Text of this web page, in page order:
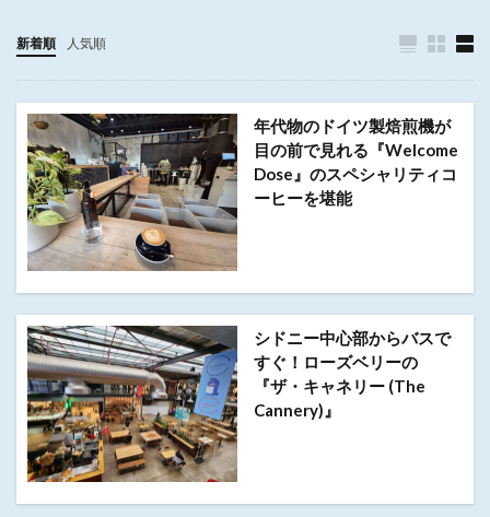
新着順 人気順
年代物のドイツ製焙煎機が
目の前で見れる『Welcome
Dose』のスペシャリティコ
ーヒーを堪能
シドニー中心部からバスで
すぐ！ローズベリーの
『ザ・キャネリー (The
Cannery)』